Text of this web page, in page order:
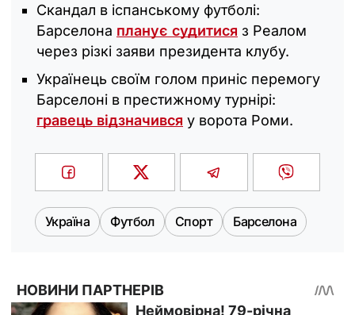
Скандал в іспанському футболі:
Барселона планує судитися з Реалом
через різкі заяви президента клубу.
Українець своїм голом приніс перемогу
Барселоні в престижному турнірі:
гравець відзначився у ворота Роми.
Україна Футбол Спорт Барселона